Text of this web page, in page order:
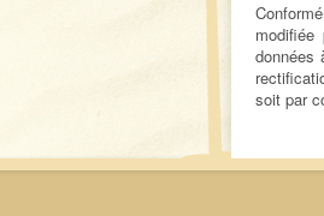
données
soit par